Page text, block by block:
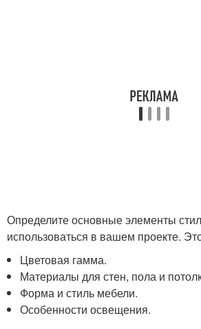
Определите основные элементы
использоваться в вашем проекте.
Цветовая гамма.
Материалы для стен, пола и
Форма и стиль мебели.
Особенности освещения.